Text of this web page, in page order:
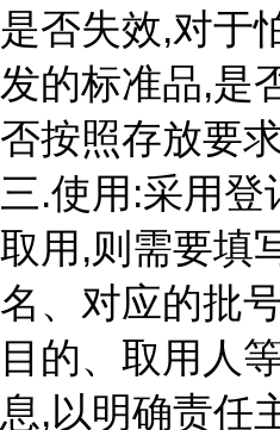
是否失效,对于
发的标准品,是
否按照存放要
三.使用:采用
取用,则需要填
名、对应的批
目的、取用人
息,以明确责任